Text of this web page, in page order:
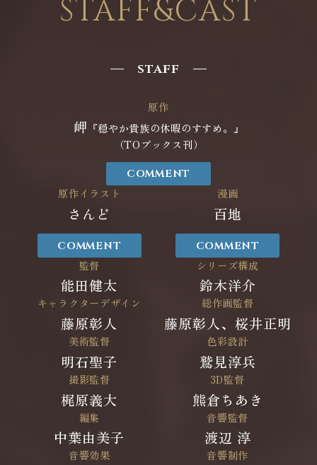
STAFF&CAST
STAFF
原作
岬 『穏やか貴族の休暇のすすめ。』
（TOブックス刊）
COMMENT
原作イラスト
さんど
COMMENT
漫画
百地
COMMENT
監督
能田健太
シリーズ構成
鈴木洋介
キャラクターデザイン
藤原彰人
総作画監督
藤原彰人、桜井正明
美術監督
明石聖子
色彩設計
鷲見淳兵
撮影監督
梶原義大
3D監督
熊倉ちあき
編集
中葉由美子
音響監督
渡辺 淳
音響効果 音響制作